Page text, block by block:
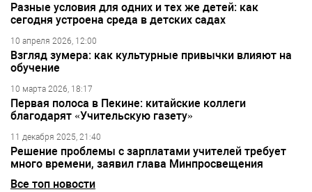
Разные условия для одних и тех же детей: как
сегодня устроена среда в детских садах
10 апреля 2026, 12:00
Взгляд зумера: как культурные привычки влияют на
обучение
10 марта 2026, 18:17
Первая полоса в Пекине: китайские коллеги
благодарят «Учительскую газету»
11 декабря 2025, 21:40
Решение проблемы с зарплатами учителей требует
много времени, заявил глава Минпросвещения
Все топ новости